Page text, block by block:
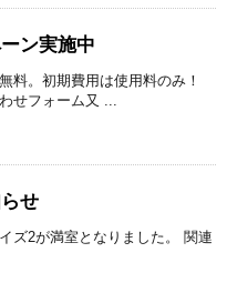
ン実施中
料。初期費用は使用料のみ！
せフォーム又 ...
せ
ズ2が満室となりました。 関連